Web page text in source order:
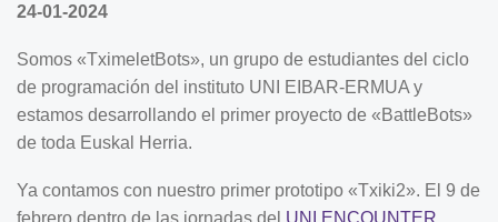
24-01-2024
Somos «TximeletBots», un grupo de estudiantes del ciclo
de programación del instituto UNI EIBAR-ERMUA y
estamos desarrollando el primer proyecto de «BattleBots»
de toda Euskal Herria.
Ya contamos con nuestro primer prototipo «Txiki2». El 9 de